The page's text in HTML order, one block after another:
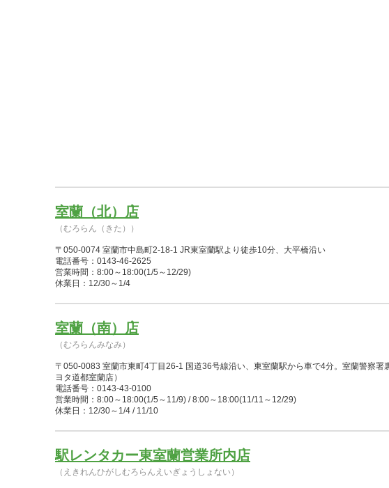
室蘭（北）店
（むろらん（きた））
〒050-0074 室蘭市中島町2-18-1 JR東室蘭駅より徒歩10分、大平橋沿い
電話番号：0143-46-2625
営業時間：8:00～18:00(1/5～12/29)
休業日：12/30～1/4
室蘭（南）店
（むろらんみなみ）
〒050-0083 室蘭市東町4丁目26-1 国道36号線沿い、東室蘭駅から車で4分。室蘭警察署
ヨタ道都室蘭店）
電話番号：0143-43-0100
営業時間：8:00～18:00(1/5～11/9) / 8:00～18:00(11/11～12/29)
休業日：12/30～1/4 / 11/10
駅レンタカー東室蘭営業所内店
（えきれんひがしむろらんえいぎょうしょない）